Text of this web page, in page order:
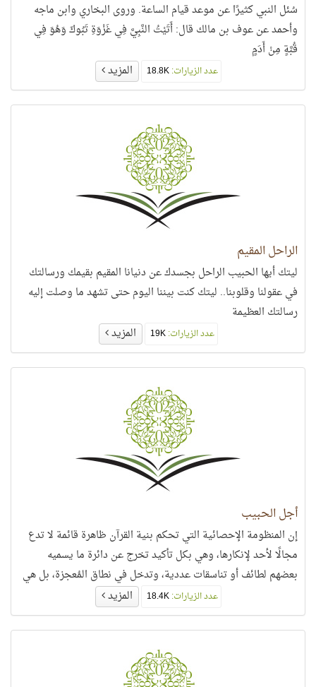
سُئل النبي كثيرًا عن موعد قيام الساعة. وروى البخاري وابن ماجه
وأحمد عن عوف بن مالك قال: أَتَيْتُ النَّبِيَّ فِي غَزْوَةِ تَبُوكَ وَهُوَ فِي
قُبَّةٍ مِنْ أَدَمٍ
عدد الزيارات:18.8K المزيد
الراحل المقيم
ليتك أيها الحبيب الراحل بجسدك عن دنيانا المقيم بقيمك ورسالتك
في عقولنا وقلوبنا.. ليتك كنت بيننا اليوم حتى تشهد ما وصلت إليه
رسالتك العظيمة
عدد الزيارات:19K المزيد
أجل الحبيب
إن المنظومة الإحصائية التي تحكم بنية القرآن ظاهرة قائمة لا تدع
مجالًا لأحد لإنكارها، وهي بكل تأكيد تخرج عن دائرة ما يسميه
بعضهم لطائف أو تناسقات عددية، وتدخل في نطاق المُعجزة، بل هي
أعجب عجائب القرآن وأكثر تشابكًا من أي منظومة عرفها البشر.
عدد الزيارات:18.4K المزيد